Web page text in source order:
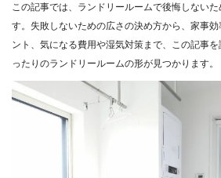
この記事では、ランドリールームで後悔しない
す。失敗しないための広さの決め方から、家事
ント、気になる費用や湿気対策まで、この記事
ったりのランドリールームの形が見つかります。